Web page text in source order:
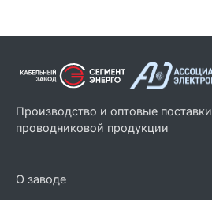
Производство и оптовые
проводниковой продукции
О заводе